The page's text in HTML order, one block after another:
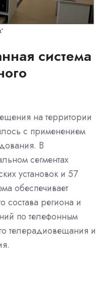
система
на территории
с применением
В
сегментах
установок и 57
обеспечивает
состава региона и
по телефонным
телерадиовещания и